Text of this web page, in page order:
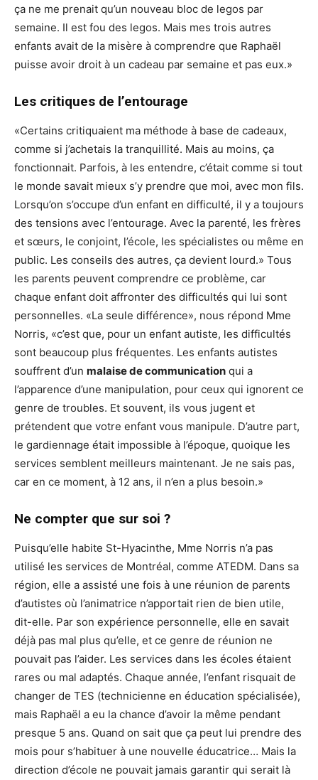
ça ne me prenait qu’un nouveau bloc de legos par
semaine. Il est fou des legos. Mais mes trois autres
enfants avait de la misère à comprendre que Raphaël
puisse avoir droit à un cadeau par semaine et pas eux.»
Les critiques de l’entourage
«Certains critiquaient ma méthode à base de cadeaux,
comme si j’achetais la tranquillité. Mais au moins, ça
fonctionnait. Parfois, à les entendre, c’était comme si tout
le monde savait mieux s’y prendre que moi, avec mon fils.
Lorsqu’on s’occupe d’un enfant en difficulté, il y a toujours
des tensions avec l’entourage. Avec la parenté, les frères
et sœurs, le conjoint, l’école, les spécialistes ou même en
public. Les conseils des autres, ça devient lourd.» Tous
les parents peuvent comprendre ce problème, car
chaque enfant doit affronter des difficultés qui lui sont
personnelles. «La seule différence», nous répond Mme
Norris, «c’est que, pour un enfant autiste, les difficultés
sont beaucoup plus fréquentes. Les enfants autistes
souffrent d’un malaise de communication qui a
l’apparence d’une manipulation, pour ceux qui ignorent ce
genre de troubles. Et souvent, ils vous jugent et
prétendent que votre enfant vous manipule. D’autre part,
le gardiennage était impossible à l’époque, quoique les
services semblent meilleurs maintenant. Je ne sais pas,
car en ce moment, à 12 ans, il n’en a plus besoin.»
Ne compter que sur soi ?
Puisqu’elle habite St-Hyacinthe, Mme Norris n’a pas
utilisé les services de Montréal, comme ATEDM. Dans sa
région, elle a assisté une fois à une réunion de parents
d’autistes où l’animatrice n’apportait rien de bien utile,
dit-elle. Par son expérience personnelle, elle en savait
déjà pas mal plus qu’elle, et ce genre de réunion ne
pouvait pas l’aider. Les services dans les écoles étaient
rares ou mal adaptés. Chaque année, l’enfant risquait de
changer de TES (technicienne en éducation spécialisée),
mais Raphaël a eu la chance d’avoir la même pendant
presque 5 ans. Quand on sait que ça peut lui prendre des
mois pour s’habituer à une nouvelle éducatrice… Mais la
direction d’école ne pouvait jamais garantir qui serait là